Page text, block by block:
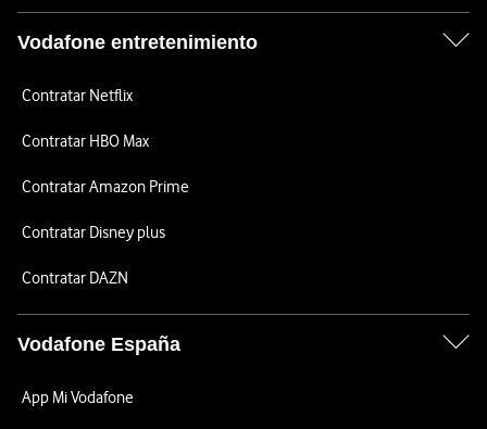
Vodafone entretenimiento
Contratar Netflix
Contratar HBO Max
Contratar Amazon Prime
Contratar Disney plus
Contratar DAZN
Vodafone España
App Mi Vodafone